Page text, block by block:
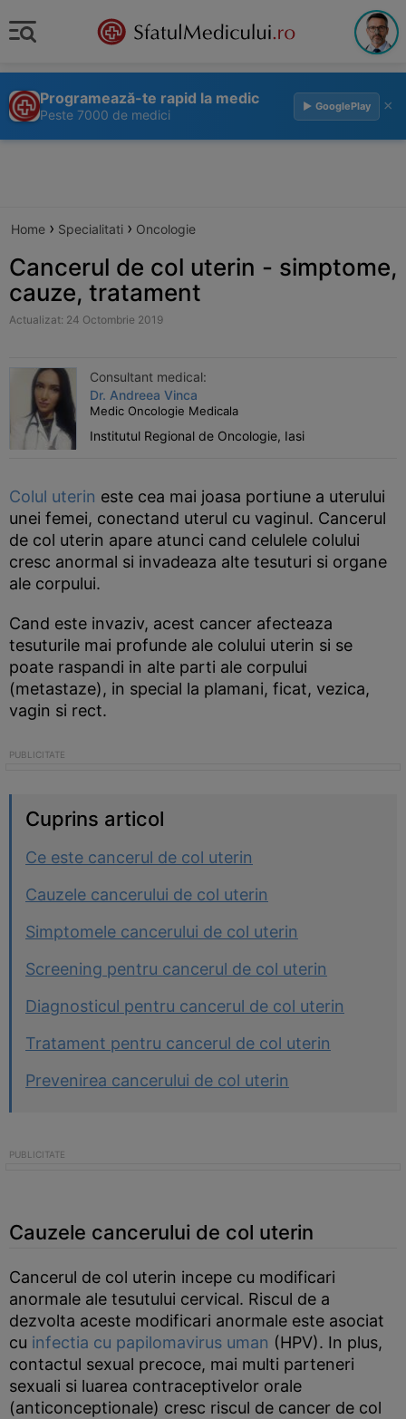
Programează-te rapid la medic
Peste 7000 de medici
▶ GooglePlay ×
Home › Specialitati › Oncologie
Cancerul de col uterin - simptome,
cauze, tratament
Actualizat: 24 Octombrie 2019
Consultant medical:
Dr. Andreea Vinca
Medic Oncologie Medicala
Institutul Regional de Oncologie, Iasi
Colul uterin este cea mai joasa portiune a uterului
unei femei, conectand uterul cu vaginul. Cancerul
de col uterin apare atunci cand celulele colului
cresc anormal si invadeaza alte tesuturi si organe
ale corpului.
Cand este invaziv, acest cancer afecteaza
tesuturile mai profunde ale colului uterin si se
poate raspandi in alte parti ale corpului
(metastaze), in special la plamani, ficat, vezica,
vagin si rect.
Cuprins articol
Ce este cancerul de col uterin
Cauzele cancerului de col uterin
Simptomele cancerului de col uterin
Screening pentru cancerul de col uterin
Diagnosticul pentru cancerul de col uterin
Tratament pentru cancerul de col uterin
Prevenirea cancerului de col uterin
Cauzele cancerului de col uterin
Cancerul de col uterin incepe cu modificari
anormale ale tesutului cervical. Riscul de a
dezvolta aceste modificari anormale este asociat
cu infectia cu papilomavirus uman (HPV). In plus,
contactul sexual precoce, mai multi parteneri
sexuali si luarea contraceptivelor orale
(anticonceptionale) cresc riscul de cancer de col